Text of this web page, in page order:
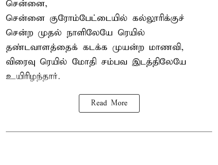
சென்னை,
சென்னை குரோம்பேட்டையில் கல்லூரிக்குச்
சென்ற முதல் நாளிலேயே ரெயில்
தண்டவாளத்தைக் கடக்க முயன்ற மாணவி,
விரைவு ரெயில் மோதி சம்பவ இடத்திலேயே
உயிரிழந்தார்.
Read More